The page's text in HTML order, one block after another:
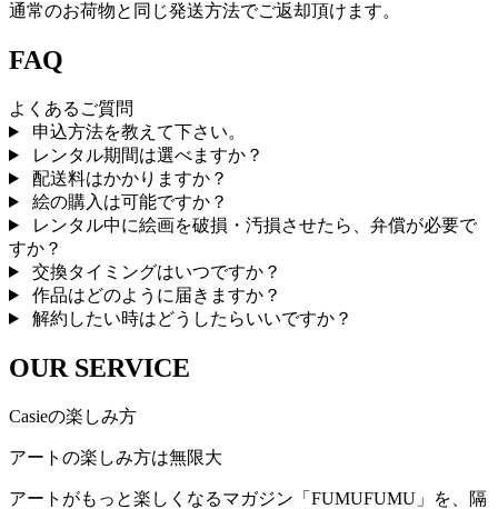
通常のお荷物と同じ発送方法でご返却頂けます。
FAQ
よくあるご質問
申込方法を教えて下さい。
レンタル期間は選べますか？
配送料はかかりますか？
絵の購入は可能ですか？
レンタル中に絵画を破損・汚損させたら、弁償が必要で
すか？
交換タイミングはいつですか？
作品はどのように届きますか？
解約したい時はどうしたらいいですか？
OUR SERVICE
Casieの楽しみ方
アートの楽しみ方は無限大
アートがもっと楽しくなるマガジン「FUMUFUMU」を、隔